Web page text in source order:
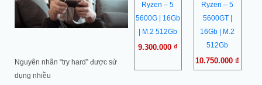
Nguyên nhân “try hard” được sử
dụng nhiều
Ryzen – 5
5600G | 16Gb
| M.2 512Gb
9.300.000 ₫
Ryzen – 5
5600GT |
16Gb | M.2
512Gb
10.750.000₫